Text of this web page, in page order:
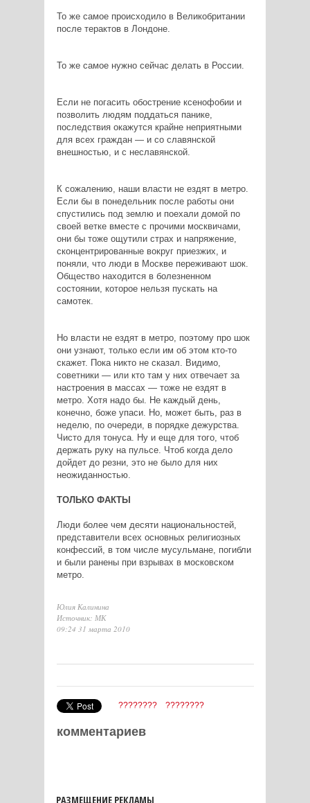
То же самое происходило в Великобритании
после терактов в Лондоне.
То же самое нужно сейчас делать в России.
Если не погасить обострение ксенофобии и
позволить людям поддаться панике,
последствия окажутся крайне неприятными
для всех граждан — и со славянской
внешностью, и с неславянской.
К сожалению, наши власти не ездят в метро.
Если бы в понедельник после работы они
спустились под землю и поехали домой по
своей ветке вместе с прочими москвичами,
они бы тоже ощутили страх и напряжение,
сконцентрированные вокруг приезжих, и
поняли, что люди в Москве переживают шок.
Общество находится в болезненном
состоянии, которое нельзя пускать на
самотек.
Но власти не ездят в метро, поэтому про шок
они узнают, только если им об этом кто-то
скажет. Пока никто не сказал. Видимо,
советники — или кто там у них отвечает за
настроения в массах — тоже не ездят в
метро. Хотя надо бы. Не каждый день,
конечно, боже упаси. Но, может быть, раз в
неделю, по очереди, в порядке дежурства.
Чисто для тонуса. Ну и еще для того, чтоб
держать руку на пульсе. Чтоб когда дело
дойдет до резни, это не было для них
неожиданностью.
ТОЛЬКО ФАКТЫ
Люди более чем десяти национальностей,
представители всех основных религиозных
конфессий, в том числе мусульмане, погибли
и были ранены при взрывах в московском
метро.
Юлия Калинина
Источник: МК
09:24 31 марта 2010
???????? ????????
комментариев
РАЗМЕЩЕНИЕ РЕКЛАМЫ